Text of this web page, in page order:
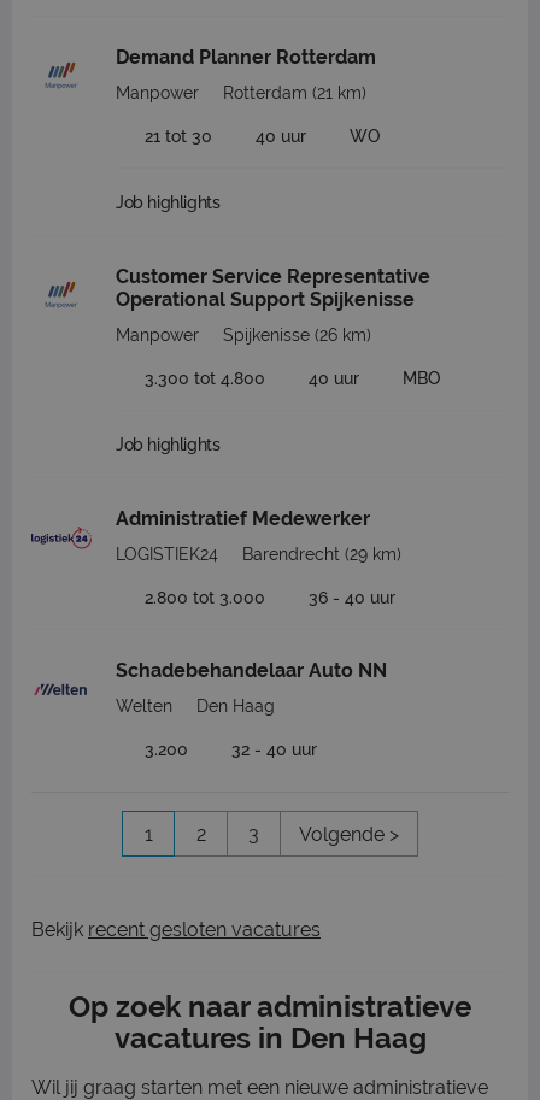
Demand Planner Rotterdam
Manpower Rotterdam (21 km)
21 tot 30 40 uur WO
Job highlights
Customer Service Representative
Operational Support Spijkenisse
Manpower Spijkenisse (26 km)
3.300 tot 4.800 40 uur MBO
Job highlights
Administratief Medewerker
LOGISTIEK24 Barendrecht (29 km)
2.800 tot 3.000 36 - 40 uur
Schadebehandelaar Auto NN
Welten Den Haag
3.200 32 - 40 uur
1 2 3 Volgende >
Bekijk recent gesloten vacatures
Op zoek naar administratieve
vacatures in Den Haag
Wil jij graag starten met een nieuwe administratieve